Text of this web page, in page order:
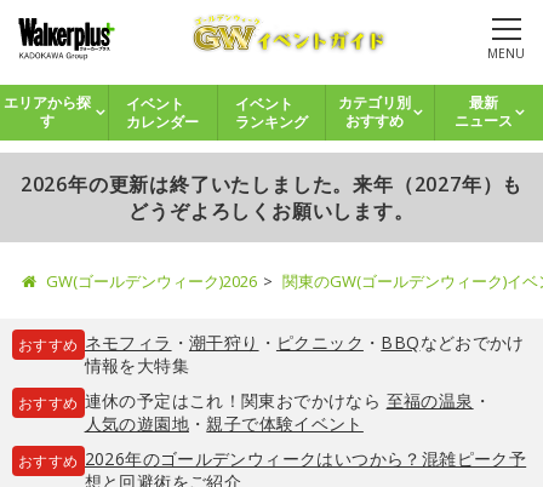
MENU
エリアから探
す
イベント
カレンダー
イベント
ランキング
カテゴリ別
おすすめ
最新
ニュース
2026年の更新は終了いたしました。来年（2027年）も
どうぞよろしくお願いします。
GW(ゴールデンウィーク)2026 関東のGW(ゴールデンウィーク)イ
おすすめ ネモフィラ ・ 潮干狩り ・ ピクニック ・ BBQなどおでかけ
情報を大特集
おすすめ 連休の予定はこれ！関東おでかけなら 至福の温泉 ・
人気の遊園地・親子で体験イベント
おすすめ 2026年のゴールデンウィークはいつから？混雑ピーク予
想と回避術をご紹介